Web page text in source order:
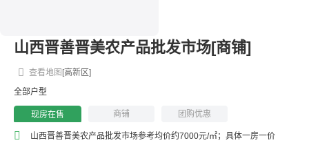
山西晋善晋美农产品批发市场[商铺]
[高新区]
查看地图
全部户型
现房在售 商铺 团购优惠
山西晋善晋美农产品批发市场参考均价约7000元/㎡；具体一房一价